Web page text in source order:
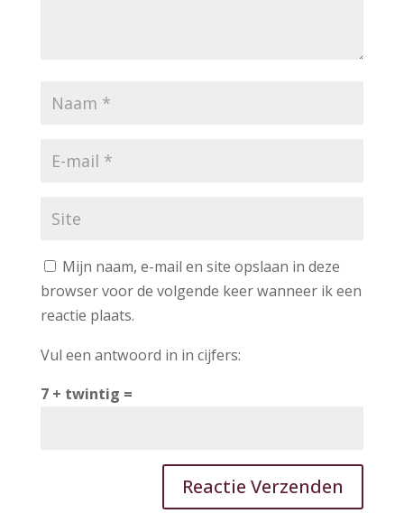
Mijn naam, e-mail en site opslaan in deze
browser voor de volgende keer wanneer ik een
reactie plaats.
Vul een antwoord in in cijfers:
7 + twintig =